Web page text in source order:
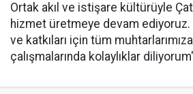
Ortak akıl ve istişare kültürüyle
hizmet üretmeye devam
ve katkıları için tüm
çalışmalarında kolaylıklar